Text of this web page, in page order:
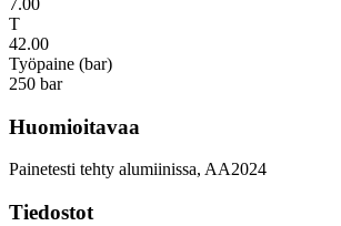
T
42.00
Työpaine (bar)
250 bar
Huomioitavaa
Painetesti tehty alumiinissa, AA2024
Tiedostot